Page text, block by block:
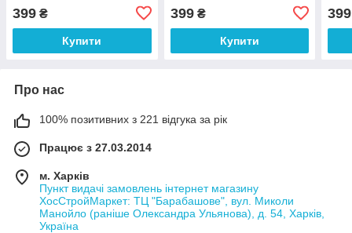
399 ₴
Купити
399₴
Купити
399
Про нас
100% позитивних з 221 відгука за рік
Працює з 27.03.2014
м. Харків
Пункт видачі замовлень інтернет магазину
ХосСтройМаркет: ТЦ "Барабашове", вул. Миколи
Манойло (раніше Олександра Ульянова), д. 54, Харків,
Україна